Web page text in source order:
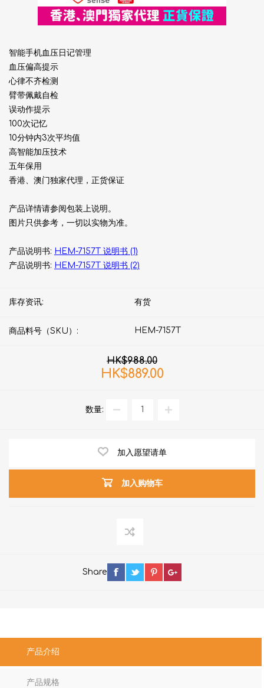
智能手机血压日记管理
血压偏高提示
心律不齐检测
臂带佩戴自检
误动作提示
100次记忆
10分钟内3次平均值
高智能加压技术
五年保用
香港、澳门独家代理，正货保证
产品详情请参阅包装上说明。
图片只供参考，一切以实物为准。
产品说明书: HEM-7157T 说明书 (1)
产品说明书: HEM-7157T 说明书 (2)
库存资讯: 有货
商品料号（SKU）: HEM-7157T
HK$988.00
HK$889.00
数量:
加入愿望请单
加入购物车
Share
产品介绍
产品规格